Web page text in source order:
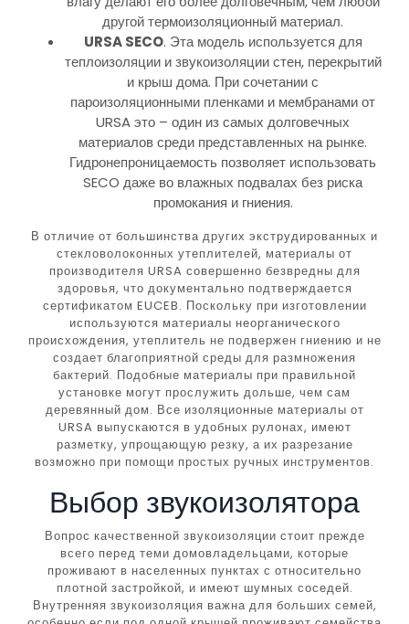
другой термоизоляционный материал.
URSASECO. Эта модель используется для
теплоизоляции и звукоизоляции стен, перекрытий
и крыш дома. При сочетании с
пароизоляционными пленками и мембранами от
URSA это – один из самых долговечных
материалов среди представленных на рынке.
Гидронепроницаемость позволяет использовать
SECO даже во влажных подвалах без риска
промокания и гниения.
В отличие от большинства других экструдированных и
стекловолоконных утеплителей, материалы от
производителя URSA совершенно безвредны для
здоровья, что документально подтверждается
сертификатом EUCEB. Поскольку при изготовлении
используются материалы неорганического
происхождения, утеплитель не подвержен гниению и не
создает благоприятной среды для размножения
бактерий. Подобные материалы при правильной
установке могут прослужить дольше, чем сам
деревянный дом. Все изоляционные материалы от
URSA выпускаются в удобных рулонах, имеют
разметку, упрощающую резку, а их разрезание
возможно при помощи простых ручных инструментов.
Выбор звукоизолятора
Вопрос качественной звукоизоляции стоит прежде
всего перед теми домовладельцами, которые
проживают в населенных пунктах с относительно
плотной застройкой, и имеют шумных соседей.
Внутренняя звукоизоляция важна для больших семей,